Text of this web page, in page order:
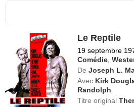
Le Reptile
19 septembre
Comédie ,
De Joseph L.
Avec Kirk
Randolph
Titre original